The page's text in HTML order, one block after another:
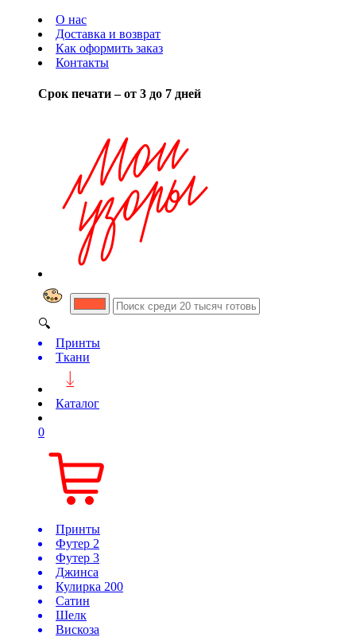
О нас
Доставка и возврат
Как оформить заказ
Контакты
Срок печати – от 3 до 7 дней
🔍
Принты
Ткани
Каталог
0
Принты
Футер 2
Футер 3
Джинса
Кулирка 200
Сатин
Шелк
Вискоза